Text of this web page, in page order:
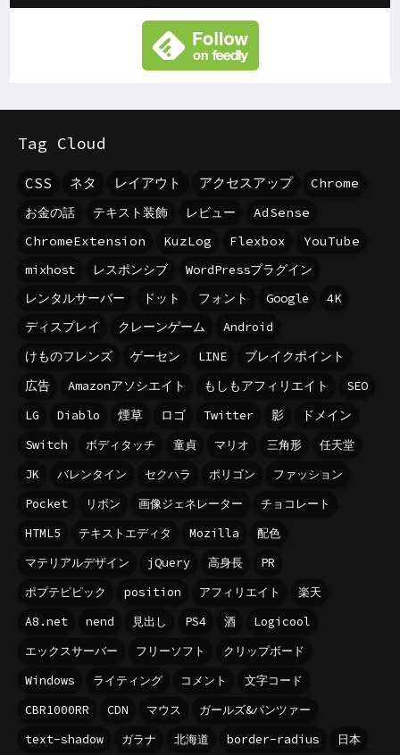
Tag Cloud
CSS ネタ レイアウト アクセスアップ
Chrome
お金の話
テキスト装飾 レビュー
AdSense
ChromeExtension
KuzLog Flexbox
YouTube
mixhost
レスポンシブ
WordPressプラグイン
レンタルサーバー
ドット フォント Google
4K
ディスプレイ
クレーンゲーム
Android
けものフレンズ
ゲーセン LINE
ブレイクポイント
広告
Amazonアソシエイト もしもアフィリエイト
SEO
LG
Diablo 煙草 ロゴ Twitter 影
ドメイン
Switch
ボディタッチ 童貞 マリオ 三角形
任天堂
JK
バレンタイン セクハラ ポリゴン
ファッション
Pocket
リボン 画像ジェネレーター
チョコレート
HTML5
テキストエディタ Mozilla
配色
マテリアルデザイン
jQuery 高身長
PR
ポプテピピック
position アフィリエイト
楽天
A8.net
nend 見出し PS4 酒
Logicool
エックスサーバー
フリーソフト
クリップボード
Windows
ライティング コメント
文字コード
CBR1000RR
CDN マウス
ガールズ&パンツァー
text-shadow
ガラナ 北海道 border-radius 日本